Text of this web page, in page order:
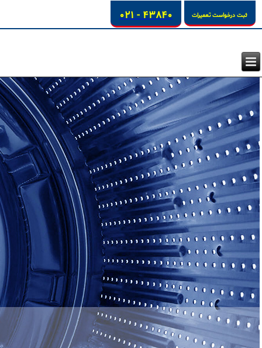
ثبت درخواست تعمیرات 43840 - 021